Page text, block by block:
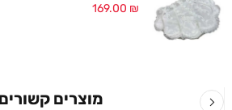
169.00 ₪
מוצרים קשורים